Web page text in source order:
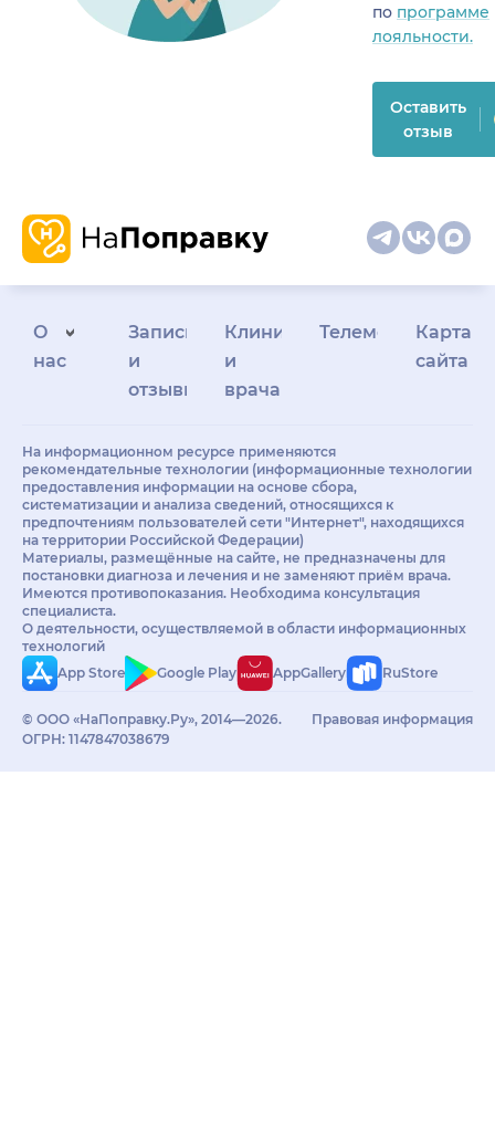
по программе
лояльности.
Оставить
отзыв
О
нас
Запись
и
отзывы
Клиникам
и
врачам
Телемедицина
Карта
сайта
На информационном ресурсе применяются
рекомендательные технологии (информационные технологии
предоставления информации на основе сбора,
систематизации и анализа сведений, относящихся к
предпочтениям пользователей сети "Интернет", находящихся
на территории Российской Федерации)
Материалы, размещённые на сайте, не предназначены для
постановки диагноза и лечения и не заменяют приём врача.
Имеются противопоказания. Необходима консультация
специалиста.
О деятельности, осуществляемой в области информационных
технологий
App Store
Google Play AppGallery RuStore
© ООО «НаПоправку.Ру», 2014—2026.
ОГРН: 1147847038679
Правовая информация